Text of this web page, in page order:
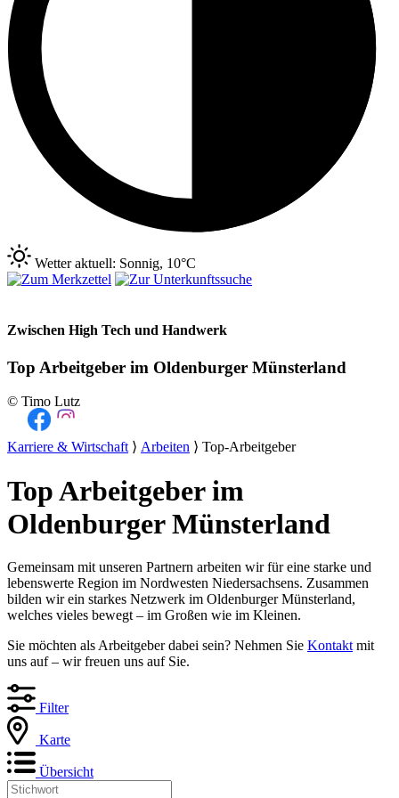
Wetter aktuell: Sonnig, 10°C
Zwischen High Tech und Handwerk
Top Arbeitgeber im Oldenburger Münsterland
© Timo Lutz
Karriere & Wirtschaft⟩ Arbeiten ⟩ Top-Arbeitgeber
Top Arbeitgeber im
Oldenburger Münsterland
Gemeinsam mit unseren Partnern arbeiten wir für eine starke und
lebenswerte Region im Nordwesten Niedersachsens. Zusammen
bilden wir ein starkes Netzwerk im Oldenburger Münsterland,
welches vieles bewegt – im Großen wie im Kleinen.
Sie möchten als Arbeitgeber dabei sein? Nehmen Sie Kontakt mit
uns auf – wir freuen uns auf Sie.
Filter
Karte
Übersicht